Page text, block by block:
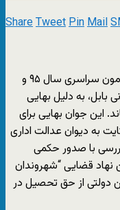
ShareTweetPinMail
حنان حر، شهروند بهایی پس از شرکت در آزمون سراسری سال ۹۵ و
بابل، به دلیل بهایی
این جوان بهایی برای
به دیوان عدالت اداری
با صدور حکمی
نهاد قضایی “شهروندان
دولتی از حق تحصیل در